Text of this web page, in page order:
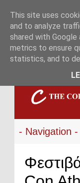
This site uses
and to analyze
shared with
metrics to ensure
statistics, and to